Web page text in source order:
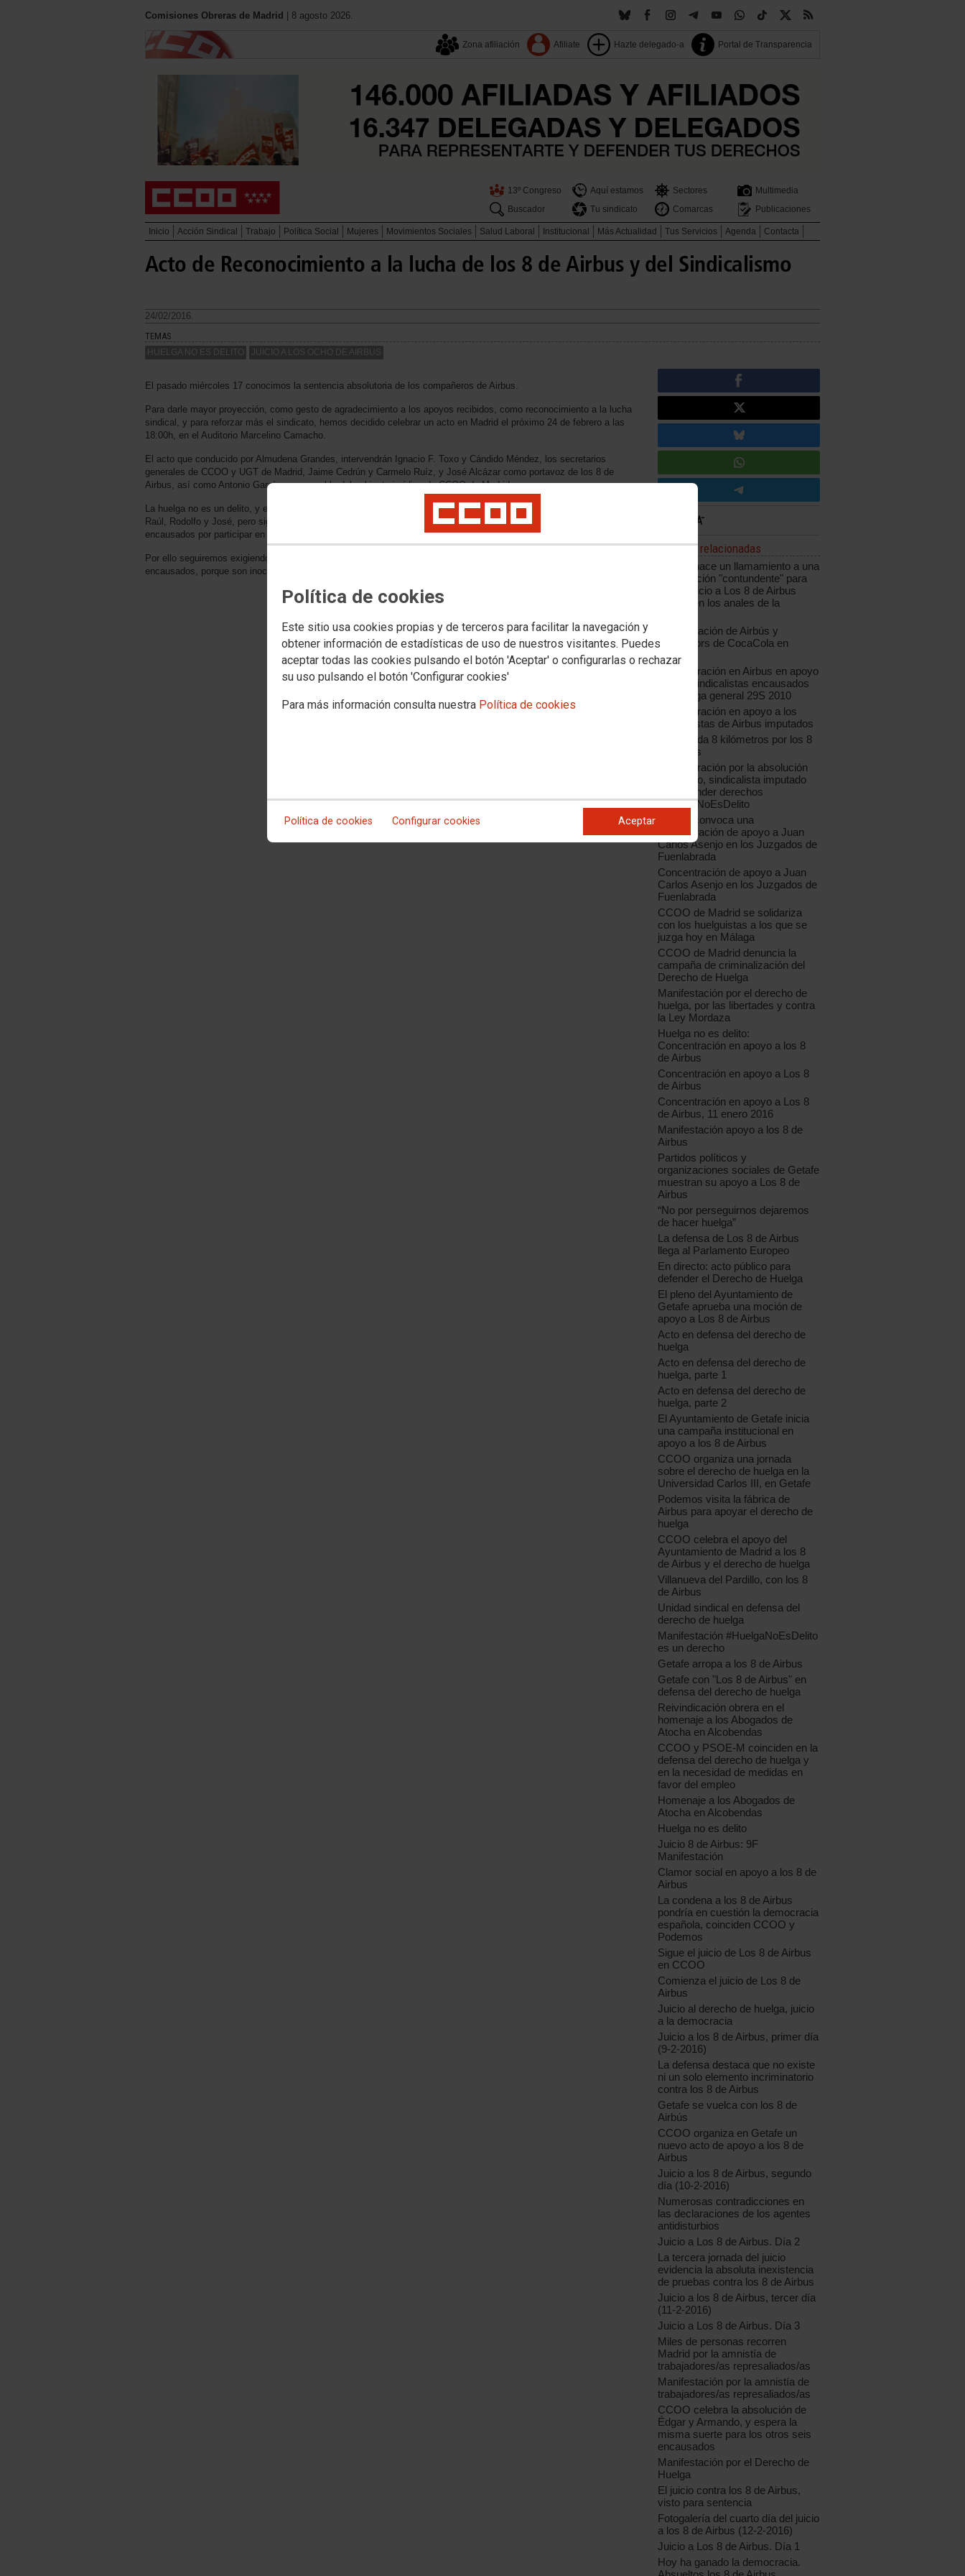
Política de cookies
Este sitio usa cookies propias y de terceros para facilitar la navegación y
obtener información de estadísticas de uso de nuestros visitantes. Puedes
aceptar todas las cookies pulsando el botón 'Aceptar' o configurarlas o rechazar
su uso pulsando el botón 'Configurar cookies'
Para más información consulta nuestra Política de cookies
Política de cookies Configurar cookies Aceptar
Comisiones Obreras de Madrid | 8 agosto 2026.
Zona afiliación Afiliate Hazte delegado-a Portal de Transparencia
13º Congreso Aquí estamos Sectores
Multimedia
Buscador
Tu sindicato Comarcas Publicaciones
Inicio Acción Sindical Trabajo Política Social Mujeres Movimientos Sociales Salud Laboral Institucional Más Actualidad Tus Servicios Agenda Contacta
Acto de Reconocimiento a la lucha de los 8 de Airbus y del Sindicalismo
24/02/2016.
TEMAS
HUELGA NO ES DELITO JUICIO A LOS OCHO DE AIRBUS
El pasado miércoles 17 conocimos la sentencia absolutoria de los compañeros de Airbus.
Para darle mayor proyección, como gesto de agradecimiento a los apoyos recibidos, como reconocimiento a la lucha
sindical, y para reforzar más el sindicato, hemos decidido celebrar un acto en Madrid el próximo 24 de febrero a las
18:00h, en el Auditorio Marcelino Camacho.
El acto que conducido por Almudena Grandes, intervendrán Ignacio F. Toxo y Cándido Méndez, los secretarios
generales de CCOO y UGT de Madrid, Jaime Cedrún y Carmelo Ruíz, y José Alcázar como portavoz de los 8 de
Airbus, así como Antonio García, responsable del gabinete jurídico de CCOO de Madrid.
La huelga no es un delito, y estamos de enhorabuena por la absolución de Edgar, Armando, Enrique, Jero, Tomás,
Raúl, Rodolfo y José, pero siguen pendiente de celebración de juicio muchos de los 300 compañeros y compañeras
encausados por participar en una huelga.
Por ello seguiremos exigiendo la derogación del artículo 315.3 del Código Penal y la absolución del resto de
encausados, porque son inocentes y porque la #HuelgaNoEsDelito
Noticias relacionadas
CCOO hace un llamamiento a una
movilización "contundente" para
que el juicio a Los 8 de Airbus
quede "en los anales de la
Manifestación de Airbús y
trabajadors de CocaCola en
Madrid
Concentración en Airbus en apoyo
a los 8 sindicalistas encausados
por huelga general 29S 2010
Concentración en apoyo a los
sindicalistas de Airbus imputados
Bicicletada 8 kilómetros por los 8
de Airbus
Concentración por la absolución
de Juanjo, sindicalista imputado
por defender derechos
#HuelgaNoEsDelito
CCOO convoca una
concentración de apoyo a Juan
Carlos Asenjo en los Juzgados de
Fuenlabrada
Concentración de apoyo a Juan
Carlos Asenjo en los Juzgados de
Fuenlabrada
CCOO de Madrid se solidariza
con los huelguistas a los que se
juzga hoy en Málaga
CCOO de Madrid denuncia la
campaña de criminalización del
Derecho de Huelga
Manifestación por el derecho de
huelga, por las libertades y contra
la Ley Mordaza
Huelga no es delito:
Concentración en apoyo a los 8
de Airbus
Concentración en apoyo a Los 8
de Airbus
Concentración en apoyo a Los 8
de Airbus, 11 enero 2016
Manifestación apoyo a los 8 de
Airbus
Partidos políticos y
organizaciones sociales de Getafe
muestran su apoyo a Los 8 de
Airbus
“No por perseguirnos dejaremos
de hacer huelga”
La defensa de Los 8 de Airbus
llega al Parlamento Europeo
En directo: acto público para
defender el Derecho de Huelga
El pleno del Ayuntamiento de
Getafe aprueba una moción de
apoyo a Los 8 de Airbus
Acto en defensa del derecho de
huelga
Acto en defensa del derecho de
huelga, parte 1
Acto en defensa del derecho de
huelga, parte 2
El Ayuntamiento de Getafe inicia
una campaña institucional en
apoyo a los 8 de Airbus
CCOO organiza una jornada
sobre el derecho de huelga en la
Universidad Carlos III, en Getafe
Podemos visita la fábrica de
Airbus para apoyar el derecho de
huelga
CCOO celebra el apoyo del
Ayuntamiento de Madrid a los 8
de Airbus y el derecho de huelga
Villanueva del Pardillo, con los 8
de Airbus
Unidad sindical en defensa del
derecho de huelga
Manifestación #HuelgaNoEsDelito
es un derecho
Getafe arropa a los 8 de Airbus
Getafe con "Los 8 de Airbus" en
defensa del derecho de huelga
Reivindicación obrera en el
homenaje a los Abogados de
Atocha en Alcobendas
CCOO y PSOE-M coinciden en la
defensa del derecho de huelga y
en la necesidad de medidas en
favor del empleo
Homenaje a los Abogados de
Atocha en Alcobendas
Huelga no es delito
Juicio 8 de Airbus: 9F
Manifestación
Clamor social en apoyo a los 8 de
Airbus
La condena a los 8 de Airbus
pondría en cuestión la democracia
española, coinciden CCOO y
Podemos
Sigue el juicio de Los 8 de Airbus
en CCOO
Comienza el juicio de Los 8 de
Airbus
Juicio al derecho de huelga, juicio
a la democracia
Juicio a los 8 de Airbus, primer día
(9-2-2016)
La defensa destaca que no existe
ni un solo elemento incriminatorio
contra los 8 de Airbus
Getafe se vuelca con los 8 de
Airbús
CCOO organiza en Getafe un
nuevo acto de apoyo a los 8 de
Airbus
Juicio a los 8 de Airbus, segundo
día (10-2-2016)
Numerosas contradicciones en
las declaraciones de los agentes
antidisturbios
Juicio a Los 8 de Airbus. Día 2
La tercera jornada del juicio
evidencia la absoluta inexistencia
de pruebas contra los 8 de Airbus
Juicio a los 8 de Airbus, tercer día
(11-2-2016)
Juicio a Los 8 de Airbus. Día 3
Miles de personas recorren
Madrid por la amnistía de
trabajadores/as represaliados/as
Manifestación por la amnistía de
trabajadores/as represaliados/as
CCOO celebra la absolución de
Édgar y Armando, y espera la
misma suerte para los otros seis
encausados
Manifestación por el Derecho de
Huelga
El juicio contra los 8 de Airbus,
visto para sentencia
Fotogalería del cuarto día del juicio
a los 8 de Airbus (12-2-2016)
Juicio a Los 8 de Airbus. Día 1
Hoy ha ganado la democracia.